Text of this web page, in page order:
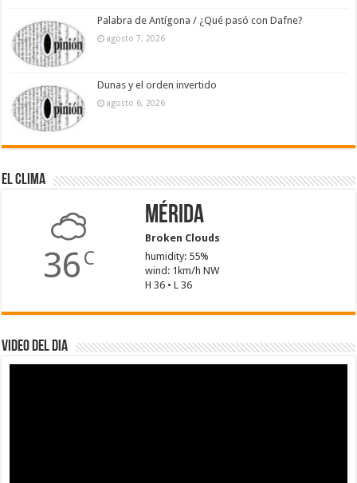
Palabra de Antígona / ¿Qué pasó con Dafne?
agosto 7, 2026
Dunas y el orden invertido
agosto 6, 2026
El Clima
36 C
Mérida
Broken Clouds
humidity: 55%
wind: 1km/h NW
H 36 • L 36
Video del dia